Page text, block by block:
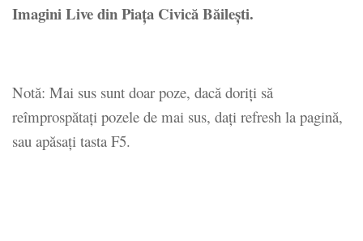
Imagini Live din Piața Civică Băilești.
Notă: Mai sus sunt doar poze, dacă doriți să
reîmprospătați pozele de mai sus, dați refresh la pagină,
sau apăsați tasta F5.